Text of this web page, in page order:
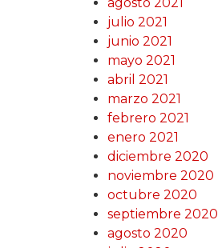
julio 2021
junio 2021
mayo 2021
abril 2021
marzo 2021
febrero 2021
enero 2021
diciembre 2020
noviembre 2020
octubre 2020
septiembre 2020
agosto 2020